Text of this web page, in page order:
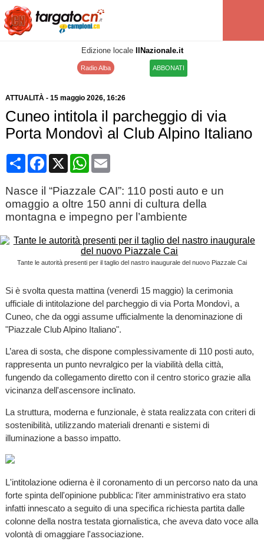
Edizione locale IlNazionale.it
Radio Alba ABBONATI
ATTUALITÀ- 15 maggio 2026, 16:26
Cuneo intitola il parcheggio di via
Porta Mondovì al Club Alpino Italiano
CondividiFacebook
X WhatsApp
Email
Nasce il “Piazzale CAI”: 110 posti auto e un
omaggio a oltre 150 anni di cultura della
montagna e impegno per l’ambiente
Tante le autorità presenti per il taglio del nastro inaugurale del nuovo Piazzale Cai
Si è svolta questa mattina (venerdì 15 maggio) la cerimonia
ufficiale di intitolazione del parcheggio di via Porta Mondovì, a
Cuneo, che da oggi assume ufficialmente la denominazione di
"Piazzale Club Alpino Italiano".
L’area di sosta, che dispone complessivamente di 110 posti auto,
rappresenta un punto nevralgico per la viabilità della città,
fungendo da collegamento diretto con il centro storico grazie alla
vicinanza dell'ascensore inclinato.
La struttura, moderna e funzionale, è stata realizzata con criteri di
sostenibilità, utilizzando materiali drenanti e sistemi di
illuminazione a basso impatto.
L'intitolazione odierna è il coronamento di un percorso nato da una
forte spinta dell'opinione pubblica: l'iter amministrativo era stato
infatti innescato a seguito di una specifica richiesta partita dalle
colonne della nostra testata giornalistica, che aveva dato voce alla
volontà di omaggiare l'associazione.